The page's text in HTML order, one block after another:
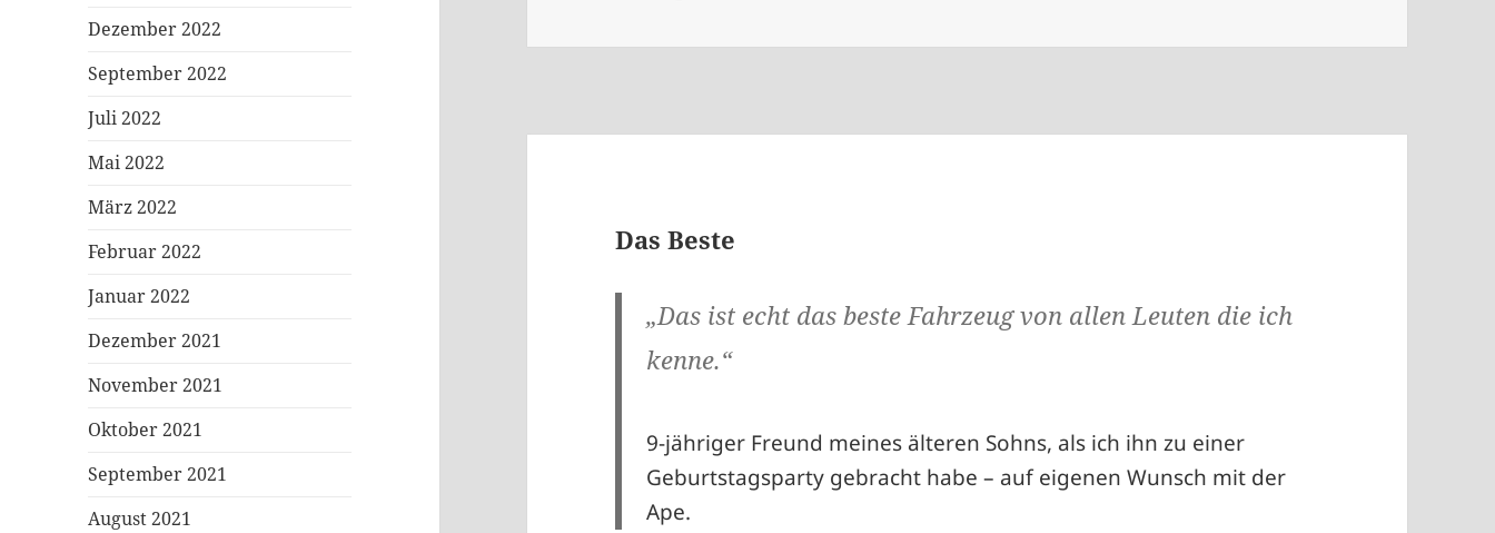
Dezember 2022
September 2022
Juli 2022
Mai 2022
März 2022
Februar 2022
Januar 2022
Dezember 2021
November 2021
Oktober 2021
September 2021
August 2021
Das Beste
„Das ist echt das beste Fahrzeug von allen Leuten die ich
kenne.“
9-jähriger Freund meines älteren Sohns, als ich ihn zu einer
Geburtstagsparty gebracht habe – auf eigenen Wunsch mit der
Ape.